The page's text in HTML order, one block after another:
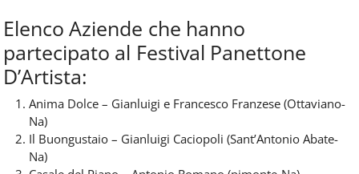
Elenco Aziende che hanno
partecipato al Festival Panettone
D’Artista:
Anima Dolce – Gianluigi e Francesco Franzese (Ottaviano-
Na)
Il Buongustaio – Gianluigi Caciopoli (Sant’Antonio Abate-
Na)